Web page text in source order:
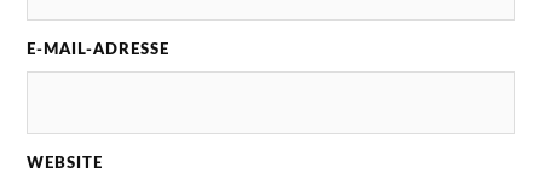
E-MAIL-ADRESSE
WEBSITE